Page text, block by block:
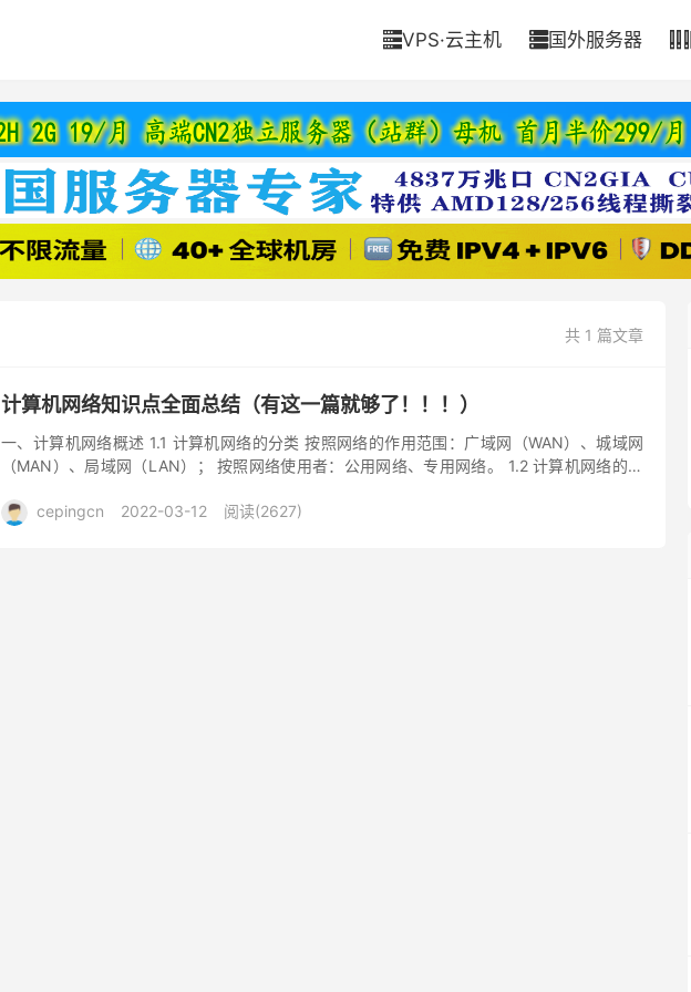
VPS·云主机 国外服务器 
共 1 篇文章
计算机网络知识点全面总结（有这一篇就够了！！！）
一、计算机网络概述 1.1 计算机网络的分类 按照网络的作用范围：广域网（WAN）、城域网
（MAN）、局域网（LAN）； 按照网络使用者：公用网络、专用网络。 1.2 计算机网络的层
cepingcn
2022-03-12 阅读(2627)